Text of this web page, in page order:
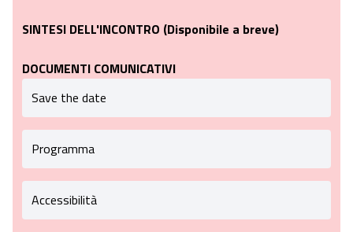
SINTESI DELL'INCONTRO (Disponibile a breve)
DOCUMENTI COMUNICATIVI
Save the date
Programma
Accessibilità